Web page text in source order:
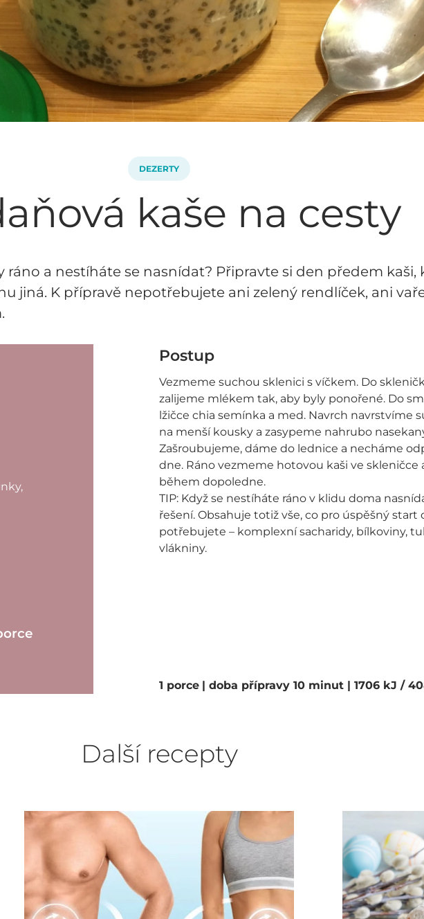
DEZERTY
kaše na cesty
ráno a nestíháte se nasnídat? Připravte si den předem kaši,
jiná. K přípravě nepotřebujete ani zelený rendlíček, ani
Postup
Vezmeme suchou sklenici s víčkem. Do
zalijeme mlékem tak, aby byly ponořené. Do
lžičce chia semínka a med. Navrch navrstvíme
na menší kousky a zasypeme nahrubo
Zašroubujeme, dáme do lednice a necháme
dne. Ráno vezmeme hotovou kaši ve skleničce
během dopoledne.
TIP: Když se nestíháte ráno v klidu doma
řešení. Obsahuje totiž vše, co pro úspěšný start
potřebujete – komplexní sacharidy, bílkoviny,
vlákniny.
1 porce | doba přípravy 10 minut | 1706 kJ /
Další recepty